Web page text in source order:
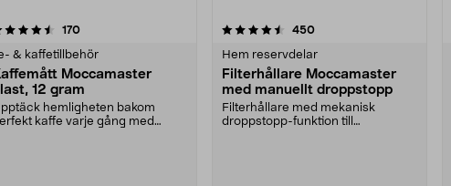
170recensioner
& kaffetillbehör
Moccamaster
12 gram
hemligheten bakom
kaffe varje gång med
4.5 av 5 stjärnor 450recensioner
Hem reservdelar
Filterhållare Moccamaster
med manuellt droppstopp
Filterhållare med mekanisk
droppstopp-funktion till
4.5 av 5 stjärnor